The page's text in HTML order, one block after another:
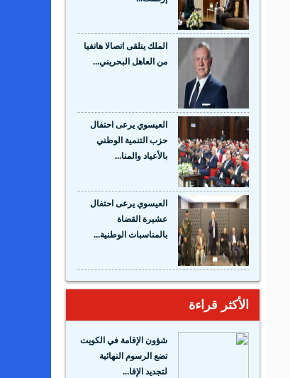
الملك يتلقى اتصالا هاتفيا
من العاهل البحريني...
العيسوي يرعى احتفال
حزب التنمية الوطني
بالأعياد والمنا...
العيسوي يرعى احتفال
عشيرة القضاة
بالمناسبات الوطنية...
الأكثر قراءة
شؤون الإقامة في الكويت
تضع الرسوم النهائية
لتجديد الإقا...